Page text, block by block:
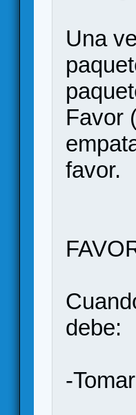
Una
Favor
favor.
debe:
-